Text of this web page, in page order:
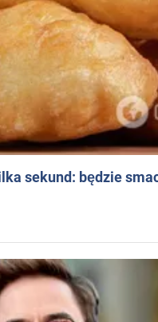
sekund: będzie